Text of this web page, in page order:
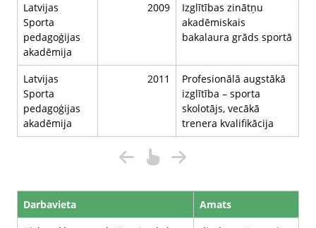
Latvijas
Sporta
pedagoģijas
akadēmija
2009
Izglītības zinātņu
akadēmiskais
bakalaura grāds sportā
Latvijas
Sporta
pedagoģijas
akadēmija
2011
Profesionālā augstākā
izglītība – sporta
skolotājs, vecākā
trenera kvalifikācija
Darbavieta
Amats